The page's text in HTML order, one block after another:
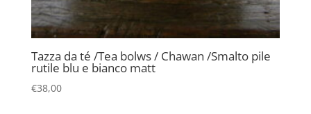
Tazza da té /Tea bolws / Chawan /Smalto pile
rutile blu e bianco matt
€38,00